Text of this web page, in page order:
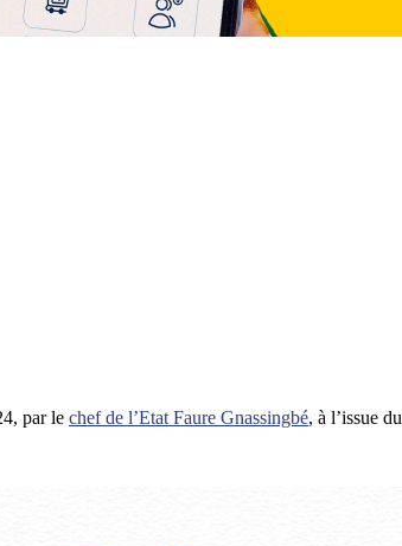
par le chef de l’Etat Faure Gnassingbé, à l’issue du